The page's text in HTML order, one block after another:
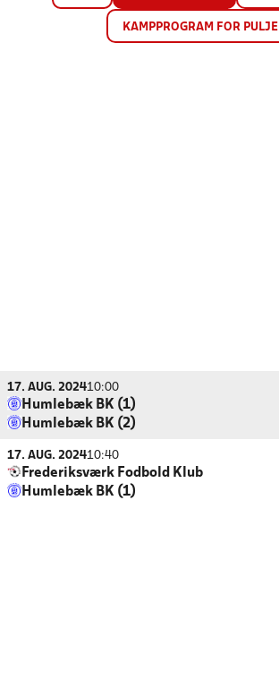
KAMPPROGRAM FOR PULJE
17. AUG. 202410:00
Humlebæk BK (1)
Humlebæk BK (2)
17. AUG. 202410:40
Frederiksværk Fodbold Klub
Humlebæk BK (1)